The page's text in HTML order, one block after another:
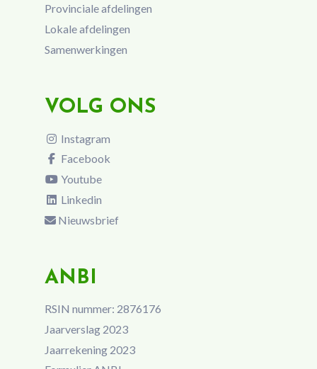
Provinciale afdelingen
Lokale afdelingen
Samenwerkingen
VOLG ONS
Instagram
Facebook
Youtube
Linkedin
Nieuwsbrief
ANBI
RSIN nummer: 2876176
Jaarverslag 2023
Jaarrekening 2023